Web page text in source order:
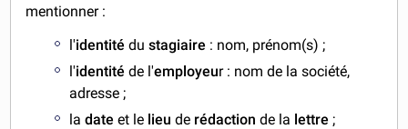
mentionner :
l'identitédustagiaire : nom, prénom(s) ;
l'identité de l'employeur : nom de la société,
adresse ;
ladateet le lieude rédaction de la lettre ;